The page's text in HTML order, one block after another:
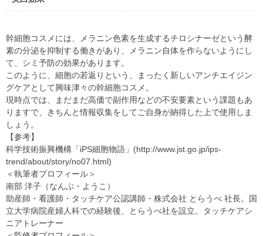
幹細胞コスメには、メラニン色素を生成するチロシナーゼという酵
素の分泌を抑制する働きがあり、メラニン自体を作らないようにし
て、シミ予防の効果があります。
このように、細胞の若返りという、まったく新しいアンチエイジン
グケアとして興味津々の幹細胞コスメ。
現時点では、まだまだ高価で副作用などの不安要素という課題もあ
りますで、きちんと情報収集をしてご自身が納得した上で使用しま
しょう。
【参考】
科学技術振興機構「iPS細胞物語」(http://www.jst.go.jp/ips-
trend/about/story/no07.html)
＜執筆者プロフィール＞
南部 洋子（なんぶ・ようこ）
助産師・看護師・タッチケア公認講師・株式会社 とらうべ 社長。国
立大学病院産婦人科での経験後、とらうべ社を設立。タッチケアシ
ニアトレーナー